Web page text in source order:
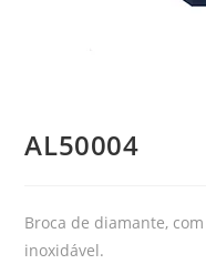
AL50004
Broca de diamante,
inoxidável.